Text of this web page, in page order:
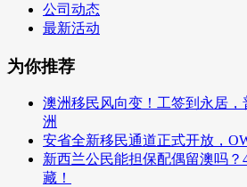
公司动态
最新活动
为你推荐
澳洲移民风向变！工签到永居
洲
安省全新移民通道正式开放，
新西兰公民能担保配偶留澳吗？
藏！